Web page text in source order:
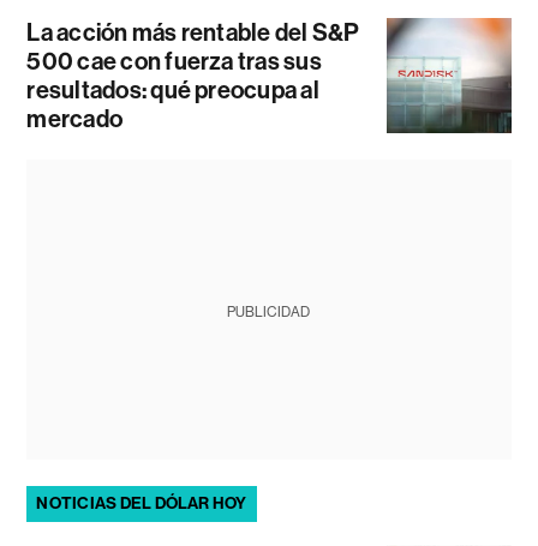
La acción más rentable del S&P
500 cae con fuerza tras sus
resultados: qué preocupa al
mercado
PUBLICIDAD
NOTICIAS DEL DÓLAR HOY